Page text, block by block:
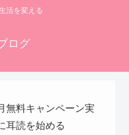
活を変える
ログ
無料キャンペーン実
耳読を始める